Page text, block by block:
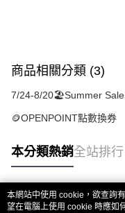
商品相關分類 (3)
7/24-8/20🏖️Summer Sale
🪙OPENPOINT點數換券
本分類熱銷全站排行
熱門標籤
本網站中使用 cookie，欲查詢
望在電腦上使用 cookie 時應如